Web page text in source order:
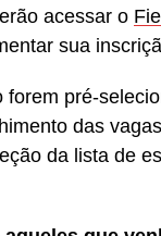
acessar o
sua
forem pré-
das
da lista de